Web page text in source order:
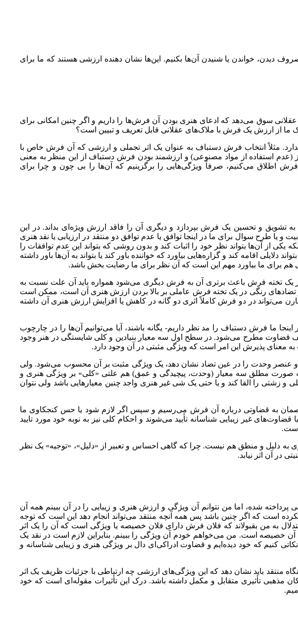
دیدن، خواندن یا شنیدن آن‌ها بکنیم. این‌ها نشان دهنده ارزشی هستند که ما برای
سوق می‌دهد که ادعای هنری بودن آن فرش‌ها را داریم و اگر چنین امکانی برای
ما از ارزش یک فرش با ملاک‌های عقلانی قابل تعریف و تبیین است؟
مثلاً انتخاب فرش دستباف به عنوان یک اثر تجملی و ارزشی که آن فرش خاص با
استفاده از مواد مصنوعی) و ارزشمند بودن فرش دستباف از این منظر به معنی
می‌کنیم، صرفاً ویژگی‌هایی را برگزینیم که آن‌ها را بی چون و چرا برای
و تحسین یک فرش بپردازد و دیگری آن را فاقد ارزش ویژه‌ای بداند. در این
یا طرح سوال برای ما در اینجا توافق یا عدم توافق دو منتقد در ارزیابی یا نقد هنری
از آن‌ها بتواند نظر خود را اثبات کند و بدون روشی که بتواند این عدم توافقات را
اقامه کند و گزاره‌هایی بیاورد که خواننده باور کند یا بتواند به آن‌ها باور داشته
هم برای ما بیاورد مهم این است که آن نظر برای ما رضایت بخش باشد.
یک تخته فرش باعث برتری آن به فرش دیگری می‌شود همواره باید آن علت نسبت به
رنگی در یک تخته فرش عاملی بر بالا بردن ارزش هنری آن است، ممکن است
می‌تواند در دو فرش کاملاً اثری دو گانه در کاهش یا افزایش ارزش هنری آن داشته
ما فرش دستباف را مد نظر داریم- یگانه باشند، آیا می‌توانیم آن‌ها را در چارچوب
قضاوت مطرح می‌شود. در سطح اول سه معیار بنیادین و کلی شایستگی در هنر وجود
معنای پذیرش این امر است که ویژگی مثبتی در آن وجود دارد.
و عنصر وحدت را در عین تضاد نشان دهد، یک ویژگی مثبت بر آن محسوب می‌شود. ولی
به صورت مطلق سه معیار (وحدت، پیچیدگی و عمق) هم علتی «کلی» بر ویژگی هنری و
را القا کند و یا حتی یک شی غیر هنری واجد چنین معیارهایی باشد ولی نتوان
به قضاوتی درباره آن فرش می‌رسیم و سپس اگر لازم شود یا حس کنجکاوی ما
غیر زیبایی شناسانه تأیید می‌شوند و احکام کلی نیز به نوبه خود مورد تایید
است.
به دلیل و منطق هم نیست. چرا که گاهی احساس و تعبیر از «دلیل»، «توجیه» یک نظر
در آن اثر نیابد.
شده، اما من نتوانم آن ویژگی و ارزش هنری و زیبایی را در آن ببینم همه آن
است که اگر چنین باشد پس همه آنچه منتقد می‌تواند انجام دهد این است که توجه
به من بقبولاند که فلان فرش دارای فلان خصیصه یا ویژگی است که آن را یک اثر
خصیصه است. من می‌خواهم خودم آن ویژگی را ببینم. بنابراین لازم است در نقد یک
کنیم که خود دیده‌ایم و قضاوت ادراکی‌ای دال بر ویژگی هنری و زیبایی شناسانه و
باید نشان دهد که این ویژگی‌های ارزشی چه ارتباطی با جزئیات ظریف یک اثر
تأثیری متقابل و مکمل داشته باشد. درک این تأثیرات مقوله‌ای است که خود